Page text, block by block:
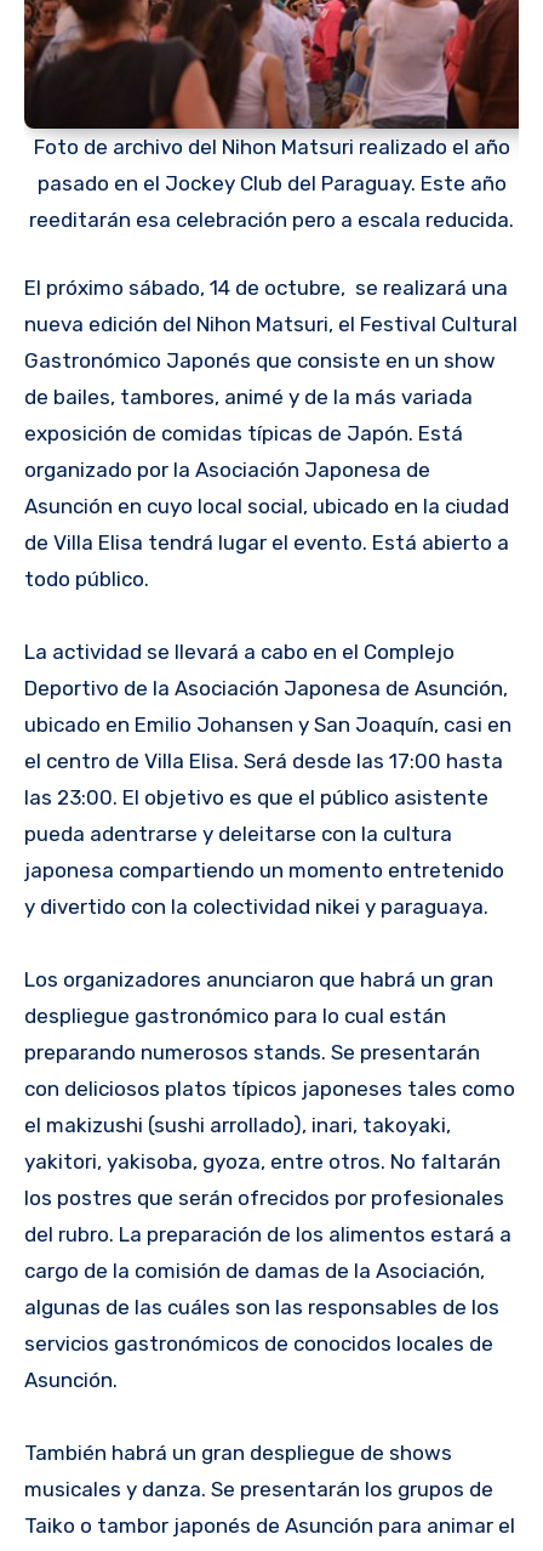
Foto de archivo del Nihon Matsuri realizado el año
pasado en el Jockey Club del Paraguay. Este año
reeditarán esa celebración pero a escala reducida.
El próximo sábado, 14 de octubre, se realizará una
nueva edición del Nihon Matsuri, el Festival Cultural
Gastronómico Japonés que consiste en un show
de bailes, tambores, animé y de la más variada
exposición de comidas típicas de Japón. Está
organizado por la Asociación Japonesa de
Asunción en cuyo local social, ubicado en la ciudad
de Villa Elisa tendrá lugar el evento. Está abierto a
todo público.
La actividad se llevará a cabo en el Complejo
Deportivo de la Asociación Japonesa de Asunción,
ubicado en Emilio Johansen y San Joaquín, casi en
el centro de Villa Elisa. Será desde las 17:00 hasta
las 23:00. El objetivo es que el público asistente
pueda adentrarse y deleitarse con la cultura
japonesa compartiendo un momento entretenido
y divertido con la colectividad nikei y paraguaya.
Los organizadores anunciaron que habrá un gran
despliegue gastronómico para lo cual están
preparando numerosos stands. Se presentarán
con deliciosos platos típicos japoneses tales como
el makizushi (sushi arrollado), inari, takoyaki,
yakitori, yakisoba, gyoza, entre otros. No faltarán
los postres que serán ofrecidos por profesionales
del rubro. La preparación de los alimentos estará a
cargo de la comisión de damas de la Asociación,
algunas de las cuáles son las responsables de los
servicios gastronómicos de conocidos locales de
Asunción.
También habrá un gran despliegue de shows
musicales y danza. Se presentarán los grupos de
Taiko o tambor japonés de Asunción para animar el